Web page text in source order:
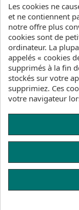
Détails du
Fiche
Sport
Style De
Niveau De
Les cookies ne
et ne contiennent
notre offre plus
cookies sont de
ordinateur. La
appelés « cookies
supprimés à la fin
stockés sur votre
supprimiez. Ces
votre navigateur